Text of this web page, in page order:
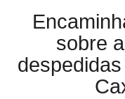
sobre